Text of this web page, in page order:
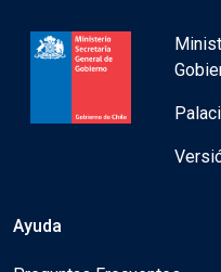
Ayuda